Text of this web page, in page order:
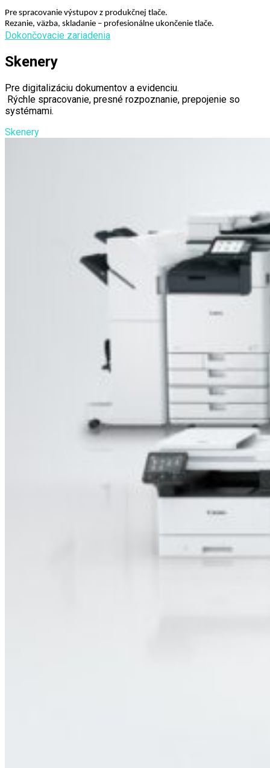
Pre spracovanie výstupov z produkčnej tlače.
Rezanie, väzba, skladanie – profesionálne ukončenie tlače.
Dokončovacie zariadenia
Skenery
Pre digitalizáciu dokumentov a evidenciu.
Rýchle spracovanie, presné rozpoznanie, prepojenie so
systémami.
Skenery